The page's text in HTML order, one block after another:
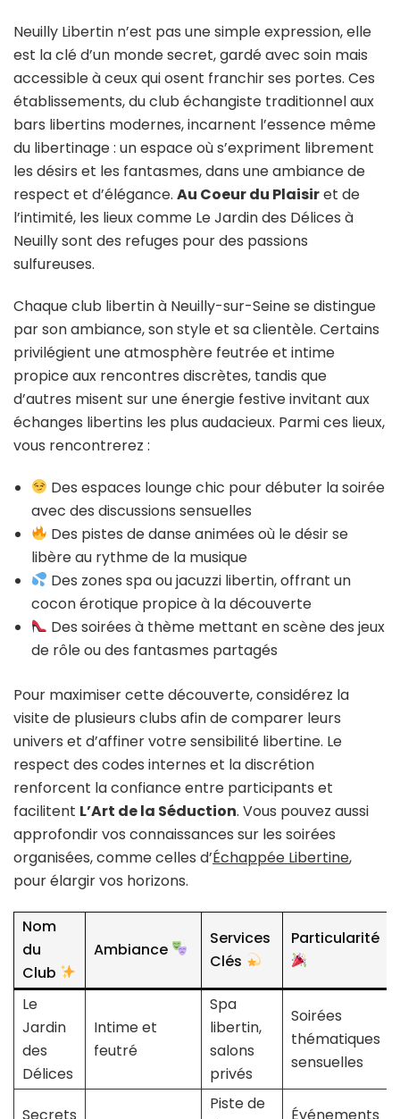
Neuilly Libertin n’est pas une simple expression, elle
est la clé d’un monde secret, gardé avec soin mais
accessible à ceux qui osent franchir ses portes. Ces
établissements, du club échangiste traditionnel aux
bars libertins modernes, incarnent l’essence même
du libertinage : un espace où s’expriment librement
les désirs et les fantasmes, dans une ambiance de
respect et d’élégance. Au Coeur du Plaisiret de
l’intimité, les lieux comme Le Jardin des Délices à
Neuilly sont des refuges pour des passions
sulfureuses.
Chaque club libertin à Neuilly-sur-Seine se distingue
par son ambiance, son style et sa clientèle. Certains
privilégient une atmosphère feutrée et intime
propice aux rencontres discrètes, tandis que
d’autres misent sur une énergie festive invitant aux
échanges libertins les plus audacieux. Parmi ces lieux,
vous rencontrerez :
Des espaces lounge chic pour débuter la soirée
avec des discussions sensuelles
Des pistes de danse animées où le désir se
libère au rythme de la musique
Des zones spa ou jacuzzi libertin, offrant un
cocon érotique propice à la découverte
Des soirées à thème mettant en scène des jeux
de rôle ou des fantasmes partagés
Pour maximiser cette découverte, considérez la
visite de plusieurs clubs afin de comparer leurs
univers et d’affiner votre sensibilité libertine. Le
respect des codes internes et la discrétion
renforcent la confiance entre participants et
facilitent L’Art de la Séduction. Vous pouvez aussi
approfondir vos connaissances sur les soirées
organisées, comme celles d’Échappée Libertine,
pour élargir vos horizons.
Nom
du
Club
Ambiance
Services
Clés
Particularité
Le
Jardin
des
Délices
Intime et
feutré
Spa
libertin,
salons
privés
Soirées
thématiques
sensuelles
Secrets
Piste de
Événements